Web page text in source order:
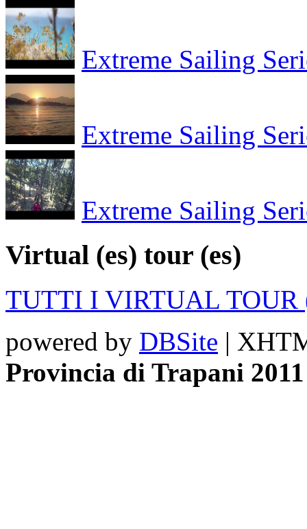
Extreme Sailing
Extreme Sailing
Extreme Sailing
Virtual (es) tour (es)
TUTTI I VIRTUAL TOUR
powered by DBSite |
Provincia di Trapani 2011